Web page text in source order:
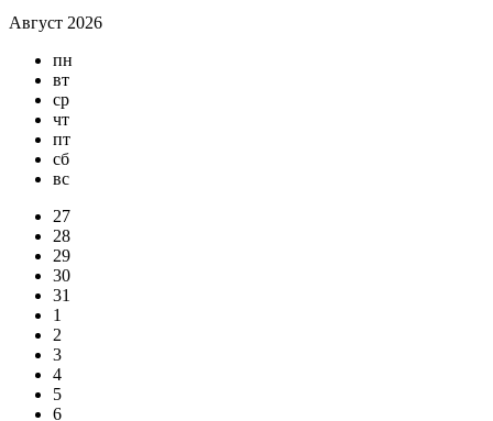
Август 2026
пн
вт
ср
чт
пт
сб
вс
27
28
29
30
31
1
2
3
4
5
6